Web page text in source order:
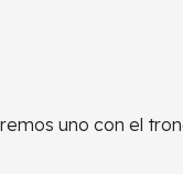
uno con el